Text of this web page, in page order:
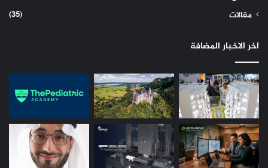
مقالات
(35)
اخر الاخبار المضافة